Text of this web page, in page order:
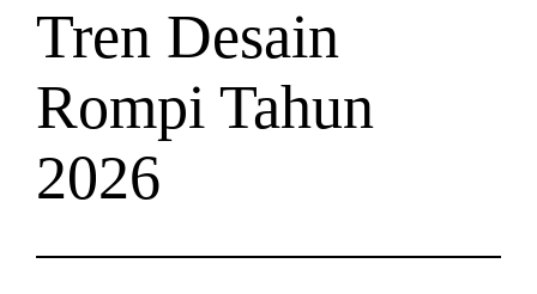
Tren Desain
Rompi Tahun
2026